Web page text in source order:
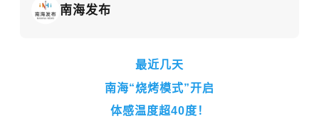
南海发布
最近几天
南海“烧烤模式”开启
体感温度超40度！